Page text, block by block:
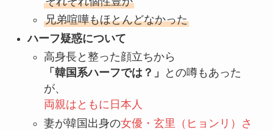
兄弟喧嘩もほとんどなかった
ハーフ疑惑について
高身長と整った顔立ちから
「韓国系ハーフでは？」
との噂もあった
が、
両親はともに日本人
妻が韓国出身の女優・玄里（ヒョンリ）さ